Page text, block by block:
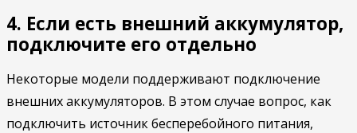
4. Если есть внешний аккумулятор,
подключите его отдельно
Некоторые модели поддерживают подключение
внешних аккумуляторов. В этом случае вопрос, как
подключить источник бесперебойного питания,